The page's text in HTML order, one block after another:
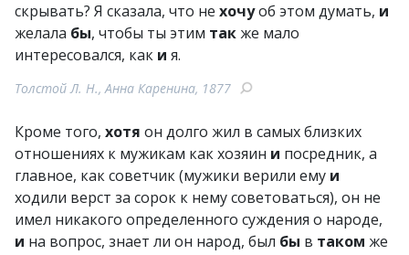
скрывать? Я сказала, что не хочуоб этом думать, и
желала бы, чтобы ты этим также мало
интересовался, как и я.
Толстой Л. Н., Анна Каренина, 1877
Кроме того, хотя он долго жил в самых близких
отношениях к мужикам как хозяин и посредник, а
главное, как советчик (мужики верили ему и
ходили верст за сорок к нему советоваться), он не
имел никакого определенного суждения о народе,
и на вопрос, знает ли он народ, был бы в таком же